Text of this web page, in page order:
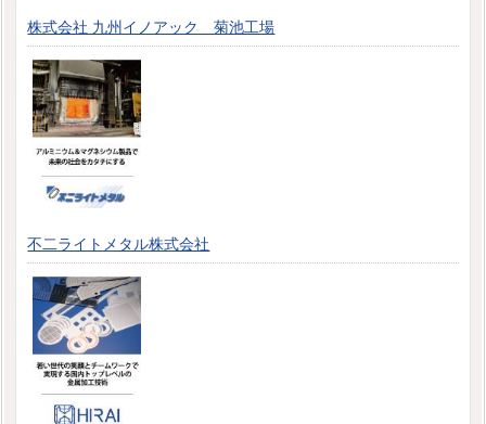
株式会社 九州イノアック 菊池工場
不二ライトメタル株式会社